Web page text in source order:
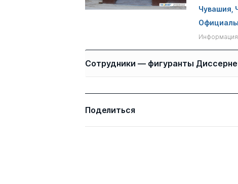
Чувашия,
Информация
Сотрудники — фигуранты
Имя Степень
Поделиться